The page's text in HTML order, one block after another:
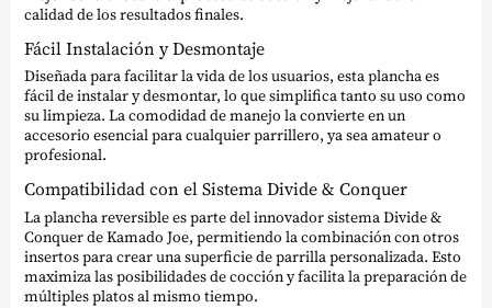
calidad de los resultados finales.
Fácil Instalación y Desmontaje
Diseñada para facilitar la vida de los usuarios, esta plancha es
fácil de instalar y desmontar, lo que simplifica tanto su uso como
su limpieza. La comodidad de manejo la convierte en un
accesorio esencial para cualquier parrillero, ya sea amateur o
profesional.
Compatibilidad con el Sistema Divide & Conquer
La plancha reversible es parte del innovador sistema Divide &
Conquer de Kamado Joe, permitiendo la combinación con otros
insertos para crear una superficie de parrilla personalizada. Esto
maximiza las posibilidades de cocción y facilita la preparación de
múltiples platos al mismo tiempo.